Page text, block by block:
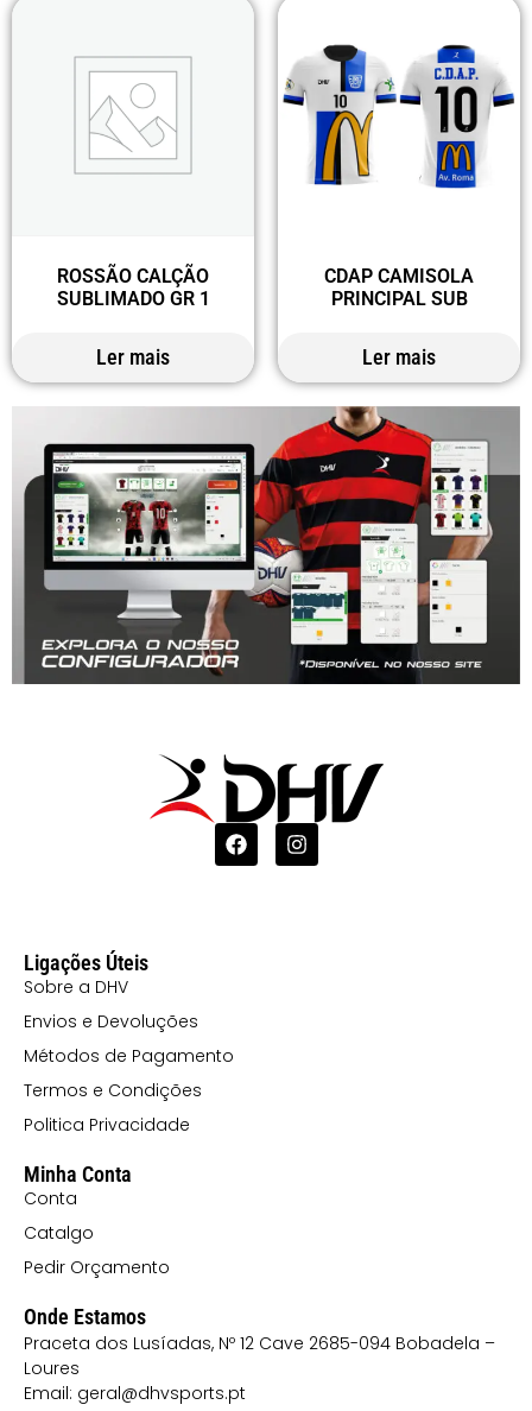
ROSSÃO CALÇÃO
SUBLIMADO GR 1
Ler mais
CDAP CAMISOLA
PRINCIPAL SUB
Ler mais
Ligações Úteis
Sobre a DHV
Envios e Devoluções
Métodos de Pagamento
Termos e Condições
Politica Privacidade
Minha Conta
Conta
Catalgo
Pedir Orçamento
Onde Estamos
Praceta dos Lusíadas, Nº 12 Cave 2685-094 Bobadela –
Loures
Email: geral@dhvsports.pt